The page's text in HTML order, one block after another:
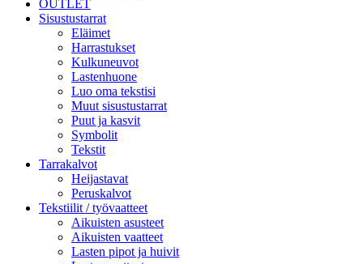
OUTLET
Sisustustarrat
Eläimet
Harrastukset
Kulkuneuvot
Lastenhuone
Luo oma tekstisi
Muut sisustustarrat
Puut ja kasvit
Symbolit
Tekstit
Tarrakalvot
Heijastavat
Peruskalvot
Tekstiilit / työvaatteet
Aikuisten asusteet
Aikuisten vaatteet
Lasten pipot ja huivit